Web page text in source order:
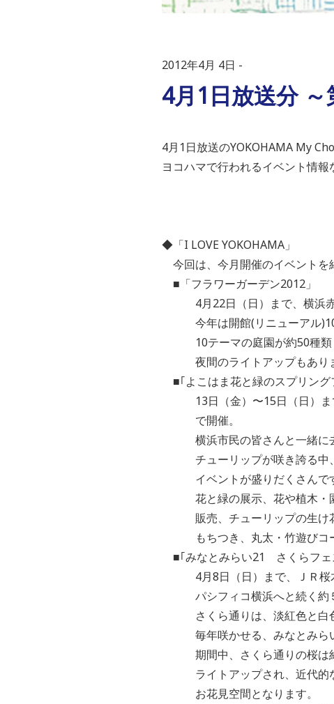
2012年4月 4日
4月1日放送分
4月1日放送のYOKOHAMA My
ヨコハマで行われるイベント情
◆「I LOVE YOKOHAMA」
今回は、今月開催のイベントを
■「フラワーガーデン2012」
4月22日（日）まで、横浜赤
今年は開館(リニューアル)10
10テーマの庭園が約50種類・
夜間のライトアップもありま
■｢よこはま花と緑のスプリング
13日（金）〜15日（日）まで
で開催。
横浜市民の皆さんと一緒に去
チューリップが咲き誇る中、
イベントが盛りだくさんです
花と緑の展示、花や植木・園
販売、チューリップの生け花
もちつき、丸太・竹遊びコー
■｢みなとみらい21 さくらフェ
4月8日（日）まで、ＪＲ桜木
パシフィコ横浜へと続く約５
さくら通りは、淡紅色と白色
毎年咲かせる、みなとみらい
期間中、さくら通りの桜は約
ライトアップされ、近代的な
お花見空間となります。